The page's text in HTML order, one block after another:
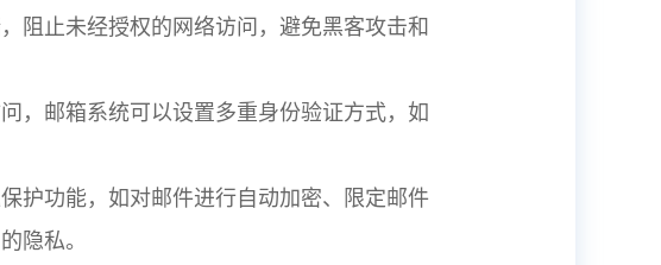
阻止未经授权的网络访问，避免黑客攻击和
，邮箱系统可以设置多重身份验证方式，如
护功能，如对邮件进行自动加密、限定邮件
隐私。